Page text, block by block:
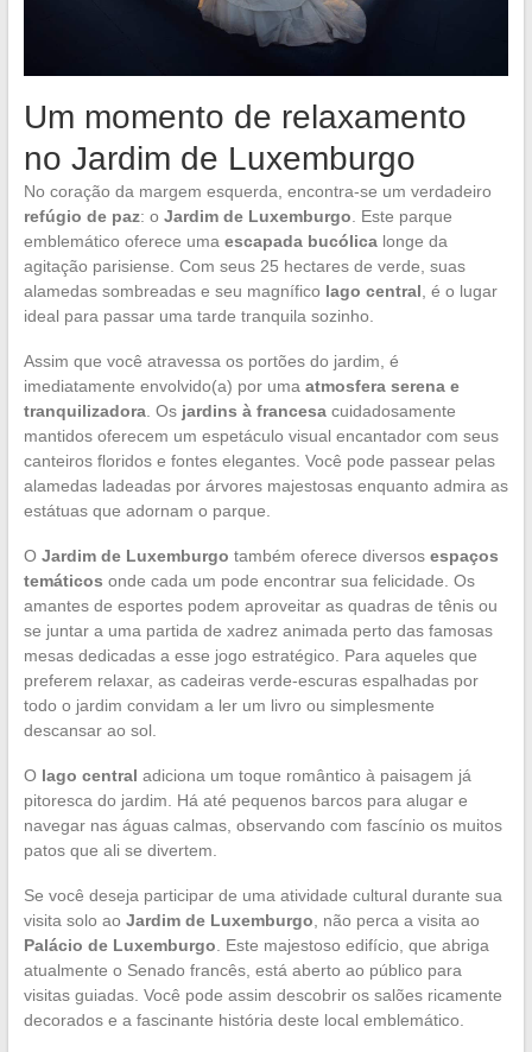
Um momento de relaxamento
no Jardim de Luxemburgo
No coração da margem esquerda, encontra-se um verdadeiro
refúgio de paz: o Jardim de Luxemburgo . Este parque
emblemático oferece uma escapada bucólicalonge da
agitação parisiense. Com seus 25 hectares de verde, suas
alamedas sombreadas e seu magnífico lago central , é o lugar
ideal para passar uma tarde tranquila sozinho.
Assim que você atravessa os portões do jardim, é
imediatamente envolvido(a) por uma atmosfera serena e
tranquilizadora. Os jardins à francesacuidadosamente
mantidos oferecem um espetáculo visual encantador com seus
canteiros floridos e fontes elegantes. Você pode passear pelas
alamedas ladeadas por árvores majestosas enquanto admira as
estátuas que adornam o parque.
O Jardim de Luxemburgo também oferece diversos espaços
temáticos onde cada um pode encontrar sua felicidade. Os
amantes de esportes podem aproveitar as quadras de tênis ou
se juntar a uma partida de xadrez animada perto das famosas
mesas dedicadas a esse jogo estratégico. Para aqueles que
preferem relaxar, as cadeiras verde-escuras espalhadas por
todo o jardim convidam a ler um livro ou simplesmente
descansar ao sol.
O lago central adiciona um toque romântico à paisagem já
pitoresca do jardim. Há até pequenos barcos para alugar e
navegar nas águas calmas, observando com fascínio os muitos
patos que ali se divertem.
Se você deseja participar de uma atividade cultural durante sua
visita solo ao Jardim de Luxemburgo , não perca a visita ao
Palácio de Luxemburgo . Este majestoso edifício, que abriga
atualmente o Senado francês, está aberto ao público para
visitas guiadas. Você pode assim descobrir os salões ricamente
decorados e a fascinante história deste local emblemático.